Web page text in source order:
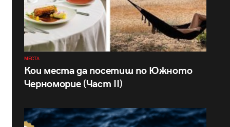
МЕСТА
Кои места да посетиш по Южното
Черноморие (Част II)